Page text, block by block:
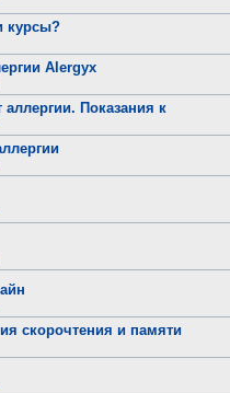
курсы?
Alergyx
аллергии. Показания к
скорочтения и памяти